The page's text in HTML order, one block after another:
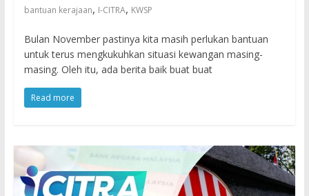
bantuan kerajaan, I-CITRA, KWSP
Bulan November pastinya kita masih perlukan bantuan
untuk terus mengkukuhkan situasi kewangan masing-
masing. Oleh itu, ada berita baik buat buat
Read more